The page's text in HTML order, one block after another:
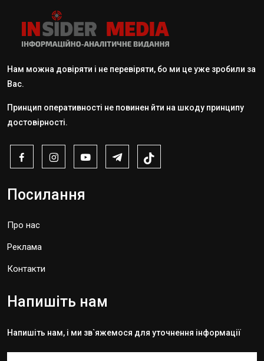
Нам можна довіряти і не перевіряти, бо ми це уже зробили за
Вас.
Принцип оперативності не повинен йти на шкоду принципу
достовірності.
Посилання
Про нас
Реклама
Контакти
Напишіть нам
Напишіть нам, і ми зв`яжемося для уточнення інформації